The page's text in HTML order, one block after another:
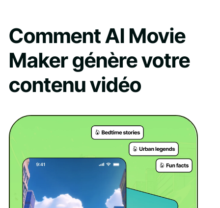
Comment AI Movie
Maker génère votre
contenu vidéo